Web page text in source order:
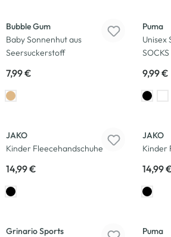
Bubble Gum
Baby Sonnenhut aus
Seersuckerstoff
7,99 €
Puma
Unisex
9,99 €
JAKO
Kinder Fleecehandschuhe
14,99 €
JAKO
Kinder
14,99
Grinario Sports
Puma